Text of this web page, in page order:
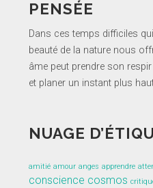
PENSÉE
Dans ces temps difficiles
beauté de la nature nous
âme peut prendre son
et planer un instant plus
NUAGE
amitié amour anges apprendre
conscience cosmos